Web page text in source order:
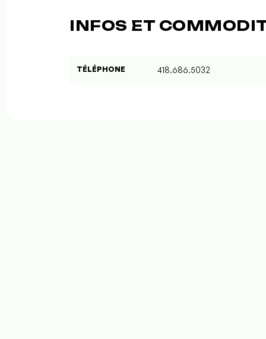
INFOS ET
TÉLÉPHONE 418.686.5032